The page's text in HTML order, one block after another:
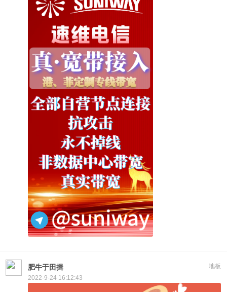
地板
肥牛于田揖
2022-9-24 16:12:43